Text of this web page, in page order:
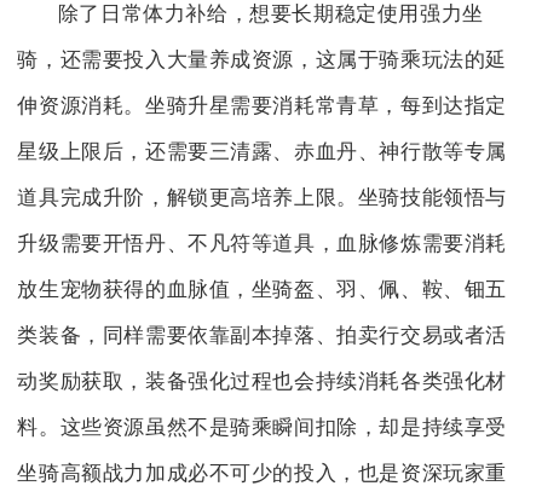
除了日常体力补给，想要长期稳定使用强力坐
骑，还需要投入大量养成资源，这属于骑乘玩法的延
伸资源消耗。坐骑升星需要消耗常青草，每到达指定
星级上限后，还需要三清露、赤血丹、神行散等专属
道具完成升阶，解锁更高培养上限。坐骑技能领悟与
升级需要开悟丹、不凡符等道具，血脉修炼需要消耗
放生宠物获得的血脉值，坐骑盔、羽、佩、鞍、钿五
类装备，同样需要依靠副本掉落、拍卖行交易或者活
动奖励获取，装备强化过程也会持续消耗各类强化材
料。这些资源虽然不是骑乘瞬间扣除，却是持续享受
坐骑高额战力加成必不可少的投入，也是资深玩家重